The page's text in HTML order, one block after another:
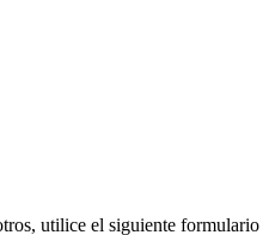
utilice el siguiente formulario